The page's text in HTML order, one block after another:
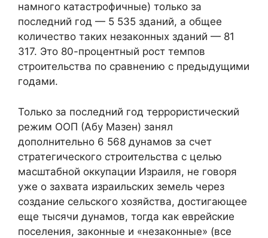
намного катастрофичные) только за
последний год — 5 535 зданий, а общее
количество таких незаконных зданий — 81
317. Это 80-процентный рост темпов
строительства по сравнению с предыдущими
годами.
Только за последний год террористический
режим ООП (Абу Мазен) занял
дополнительно 6 568 дунамов за счет
стратегического строительства с целью
масштабной оккупации Израиля, не говоря
уже о захвата израильских земель через
создание сельского хозяйства, достигающее
еще тысячи дунамов, тогда как еврейские
поселения, законные и «незаконные» (все